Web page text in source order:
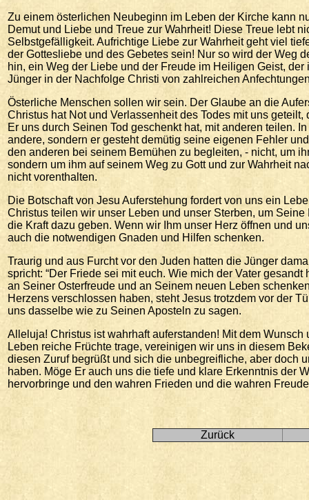
Zu einem österlichen Neubeginn im Leben der Kirche kann
Demut und Liebe und Treue zur Wahrheit! Diese Treue lebt
Selbstgefälligkeit. Aufrichtige Liebe zur Wahrheit geht viel
der Gottesliebe und des Gebetes sein! Nur so wird der Weg
hin, ein Weg der Liebe und der Freude im Heiligen Geist,
Jünger in der Nachfolge Christi von zahlreichen
Österliche Menschen sollen wir sein. Der Glaube an die
Christus hat Not und Verlassenheit des Todes mit uns
Er uns durch Seinen Tod geschenkt hat, mit anderen teilen.
andere, sondern er gesteht demütig seine eigenen Fehler
den anderen bei seinem Bemühen zu begleiten, - nicht, um
sondern um ihm auf seinem Weg zu Gott und zur Wahrheit
nicht vorenthalten.
Die Botschaft von Jesu Auferstehung fordert von uns ein
Christus teilen wir unser Leben und unser Sterben, um
die Kraft dazu geben. Wenn wir Ihm unser Herz öffnen und
auch die notwendigen Gnaden und Hilfen schenken.
Traurig und aus Furcht vor den Juden hatten die Jünger
spricht: “Der Friede sei mit euch. Wie mich der Vater
an Seiner Osterfreude und an Seinem neuen Leben
Herzens verschlossen haben, steht Jesus trotzdem vor der
uns dasselbe wie zu Seinen Aposteln zu sagen.
Alleluja! Christus ist wahrhaft auferstanden! Mit dem
Leben reiche Früchte trage, vereinigen wir uns in diesem
diesen Zuruf begrüßt und sich die unbegreifliche, aber doch
haben. Möge Er auch uns die tiefe und klare Erkenntnis der
hervorbringe und den wahren Frieden und die wahren
Zurück